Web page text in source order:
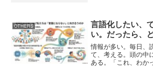
クリングする人であ
OTHERS
言語化したい、
い。だったら、
情報が多い。毎日、
て、考える。頭の中
ある。「これ、わか